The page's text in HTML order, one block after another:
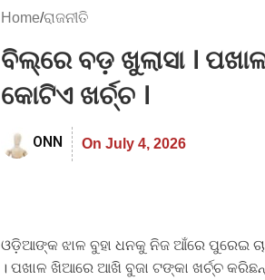
Home ରାଜନୀତି
ବିଲ୍‌ରେ ବଡ଼ ଖୁଲାସା ।
କୋଟିଏ ଖର୍ଚ୍ଚ ।
ONN On July 4, 2026
ଓଡ଼ିଆଙ୍କ ଝାଳ ବୁହା ଧନକୁ ନିଜ ଆଁରେ ପୁରେଇ
। ପଖାଳ ଖିଆରେ ଆଖି ବୁଜା ଟଙ୍କା ଖର୍ଚ୍ଚ